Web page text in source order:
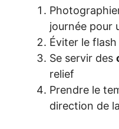
journée pour
Éviter le
Se servir des
relief
Prendre le
direction de la